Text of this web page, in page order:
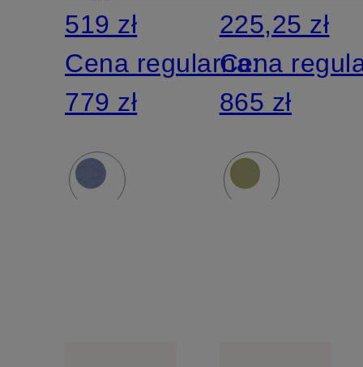
519 zł
Cena regularna:
779 zł
225,25 zł
Cena
865 zł